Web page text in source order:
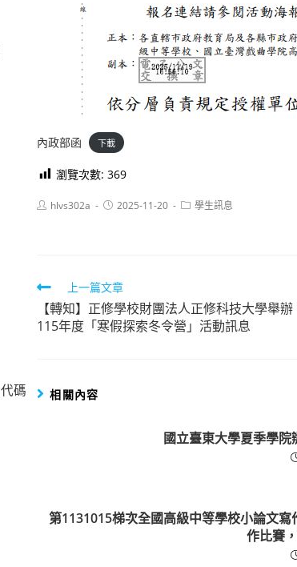
內政部函 下載
瀏覽次數: 369
Posthlvs302a
Post2025-11-20
Post學生訊息
Read
more
articles
上一篇文章
【轉知】正修學校財團法人正修科技大學舉辦
115年度「寒假探索冬令營」活動訊息
相關內容
國立臺東大學夏季學
第1131015梯次全國高級中等學校小論文
作比賽
碼